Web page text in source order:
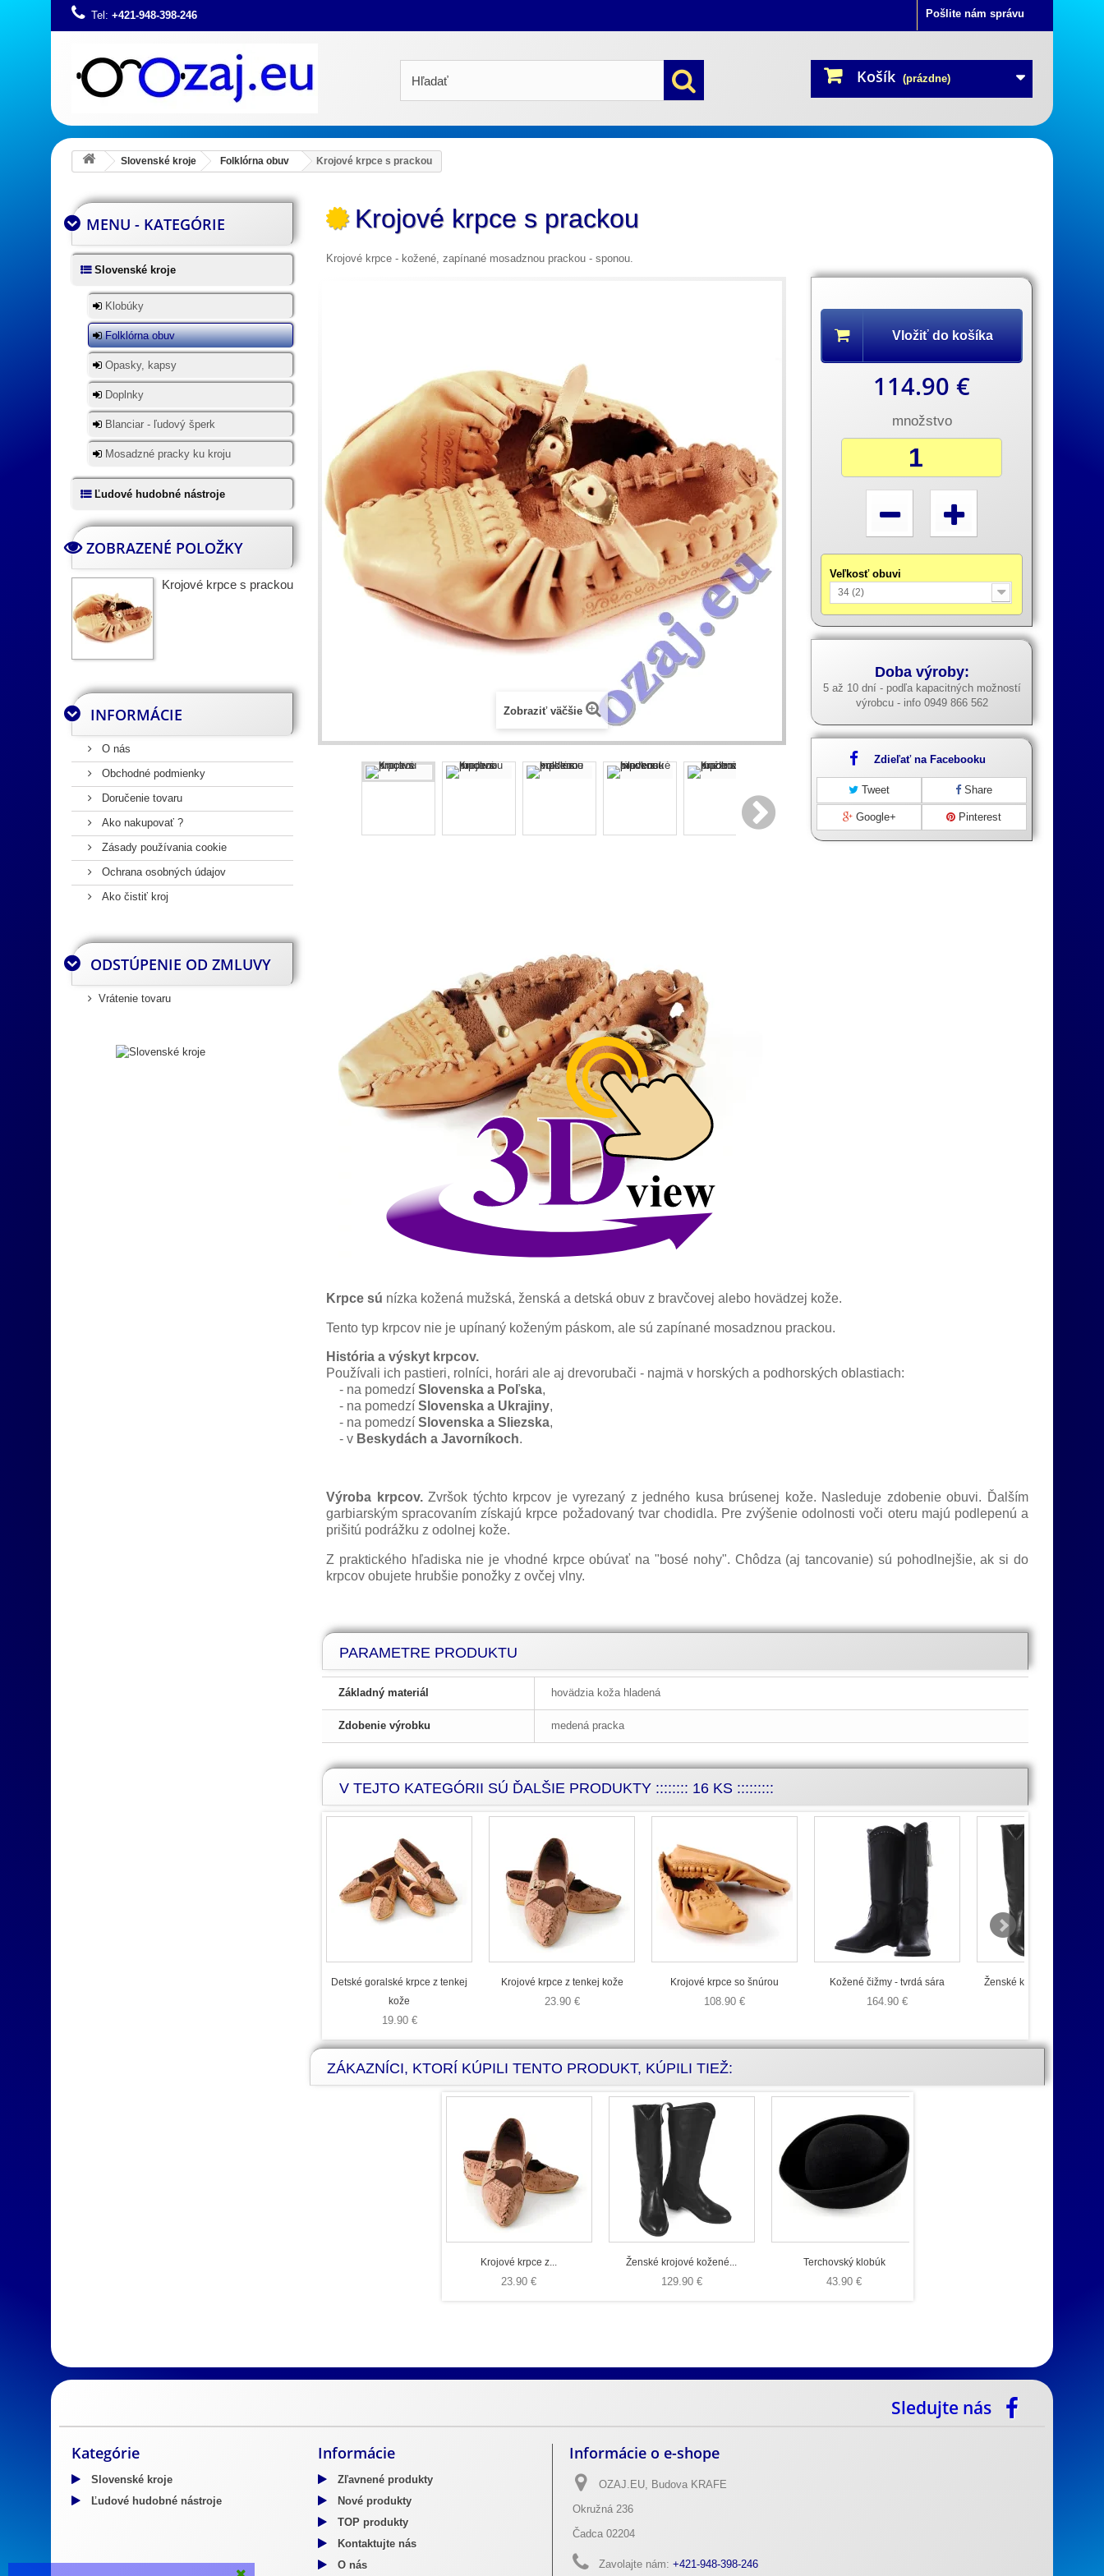
Pošlite nám správu
Tel: +421-948-398-246
Košík (prázdne)
Slovenské kroje Folklórna obuv Krojové krpce s prackou
MENU - KATEGÓRIE
Slovenské kroje
Klobúky
Folklórna obuv
Opasky, kapsy
Doplnky
Blanciar - ľudový šperk
Mosadzné pracky ku kroju
Ľudové hudobné nástroje
ZOBRAZENÉ POLOŽKY
Krojové krpce s prackou
INFORMÁCIE
O nás
Obchodné podmienky
Doručenie tovaru
Ako nakupovať ?
Zásady používania cookie
Ochrana osobných údajov
Ako čistiť kroj
ODSTÚPENIE OD ZMLUVY
Vrátenie tovaru
Krojové krpce s prackou
Krojové krpce - kožené, zapínané mosadznou prackou - sponou.
Zobraziť väčšie
Vložiť do košíka
114.90 €
množstvo
Veľkosť obuvi
34 (2)
Doba výroby:
5 až 10 dní - podľa kapacitných možností
výrobcu - info 0949 866 562
Zdieľať na Facebooku
Tweet Share
Google+ Pinterest
produktu
Krpce sú nízka kožená mužská, ženská a detská obuv z bravčovej alebo hovädzej kože.
Tento typ krpcov nie je upínaný koženým páskom, ale sú zapínané mosadznou prackou.
História a výskyt krpcov.
Používali ich pastieri, rolníci, horári ale aj drevorubači - najmä v horských a podhorských oblastiach:
- na pomedzí Slovenska a Poľska,
- na pomedzí Slovenska a Ukrajiny,
- na pomedzí Slovenska a Sliezska,
- v Beskydách a Javorníkoch.
Výroba krpcov.Zvršok týchto krpcov je vyrezaný z jedného kusa brúsenej kože. Nasleduje zdobenie obuvi. Ďalším
garbiarským spracovaním získajú krpce požadovaný tvar chodidla. Pre zvýšenie odolnosti voči oteru majú podlepenú a
prišitú podrážku z odolnej kože.
Z praktického hľadiska nie je vhodné krpce obúvať na "bosé nohy". Chôdza (aj tancovanie) sú pohodlnejšie, ak si do
krpcov obujete hrubšie ponožky z ovčej vlny.
výroba krpcov, predaj krpcov
krpce, folklórne krpce, ľudová obuv, oprava krpcov, podšívanie krpcov
PARAMETRE PRODUKTU
Základný materiál hovädzia koža hladená
Zdobenie výrobku medená pracka
V TEJTO KATEGÓRII SÚ ĎALŠIE PRODUKTY :::::::: 16 KS :::::::::
Detské goralské krpce z tenkej
kože
19.90 €
Krojové krpce z tenkej kože
23.90 €
Krojové krpce so šnúrou
108.90 €
Kožené čižmy - tvrdá sára
164.90 €
Ženské krojové kožené
ZÁKAZNÍCI, KTORÍ KÚPILI TENTO PRODUKT, KÚPILI TIEŽ:
Krojové krpce z...
23.90 €
Ženské krojové kožené...
129.90 €
Terchovský klobúk
43.90 €
Sledujte nás
Kategórie
Slovenské kroje
Ľudové hudobné nástroje
Informácie
Zľavnené produkty
Nové produkty
TOP produkty
Kontaktujte nás
O nás
Informácie o e-shope
OZAJ.EU, Budova KRAFE
Okružná 236
Čadca 02204
Zavolajte nám: +421-948-398-246